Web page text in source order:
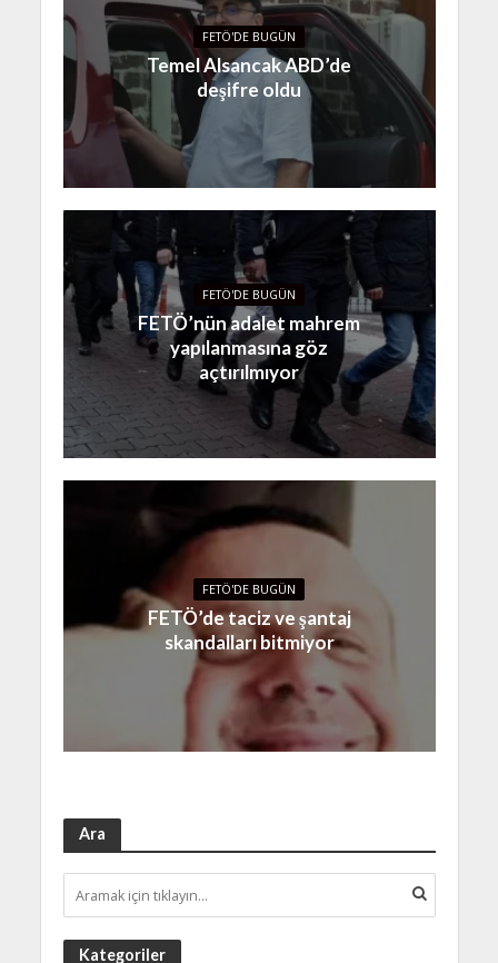
FETÖ'DE BUGÜN
Temel Alsancak ABD’de
deşifre oldu
FETÖ'DE BUGÜN
FETÖ’nün adalet mahrem
yapılanmasına göz
açtırılmıyor
FETÖ'DE BUGÜN
FETÖ’de taciz ve şantaj
skandalları bitmiyor
Ara
Kategoriler